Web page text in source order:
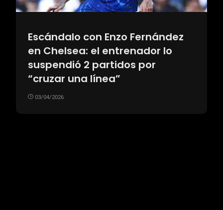
Escándalo con Enzo Fernández
en Chelsea: el entrenador lo
suspendió 2 partidos por
“cruzar una línea”
03/04/2026